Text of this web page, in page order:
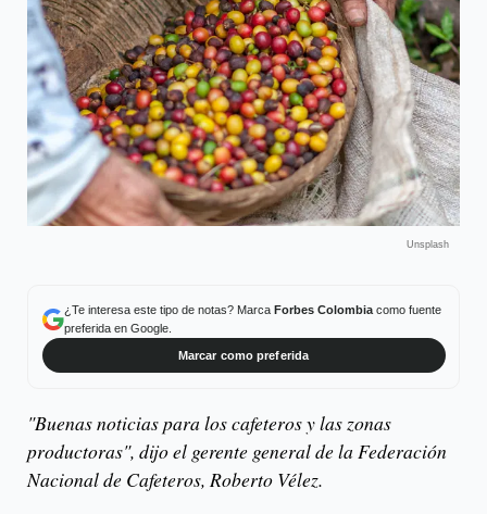
Unsplash
¿Te interesa este tipo de notas? Marca Forbes Colombiacomo fuente
preferida en Google.
Marcar como preferida
"Buenas noticias para los cafeteros y las zonas
productoras", dijo el gerente general de la Federación
Nacional de Cafeteros, Roberto Vélez.